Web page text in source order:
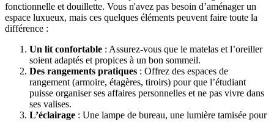
fonctionnelle et douillette. Vous n'avez pas besoin d’aménager un
espace luxueux, mais ces quelques éléments peuvent faire toute la
différence :
Un lit confortable : Assurez-vous que le matelas et l’oreiller
soient adaptés et propices à un bon sommeil.
Des rangements pratiques : Offrez des espaces de
rangement (armoire, étagères, tiroirs) pour que l’étudiant
puisse organiser ses affaires personnelles et ne pas vivre dans
ses valises.
L’éclairage : Une lampe de bureau, une lumière tamisée pour